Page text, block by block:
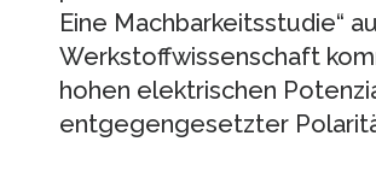
Eine Machbarkeitsstudie“
Werkstoffwissenschaft
hohen elektrischen
entgegengesetzter